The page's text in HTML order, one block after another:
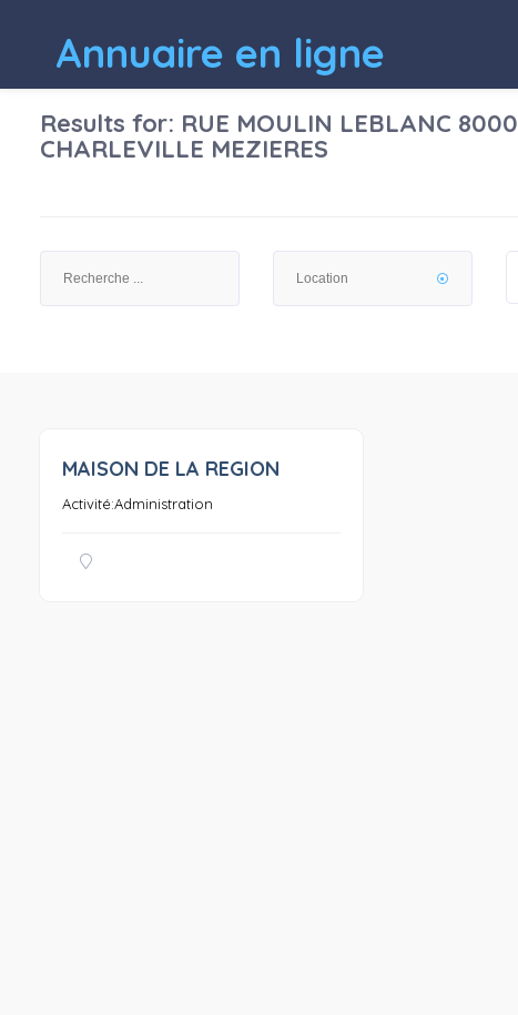
Annuaire en ligne
Results for: RUE MOULIN LEBLANC 8000
CHARLEVILLE MEZIERES
MAISON DE LA REGION
Activité:Administration